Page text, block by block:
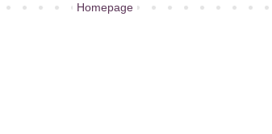
Homepage